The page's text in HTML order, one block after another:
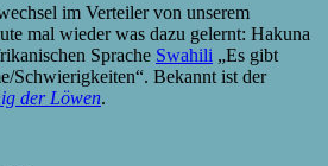
im Verteiler von unserem
mal wieder was dazu gelernt: Hakuna
Sprache Swahili „Es gibt
Schwierigkeiten“. Bekannt ist der
der Löwen.